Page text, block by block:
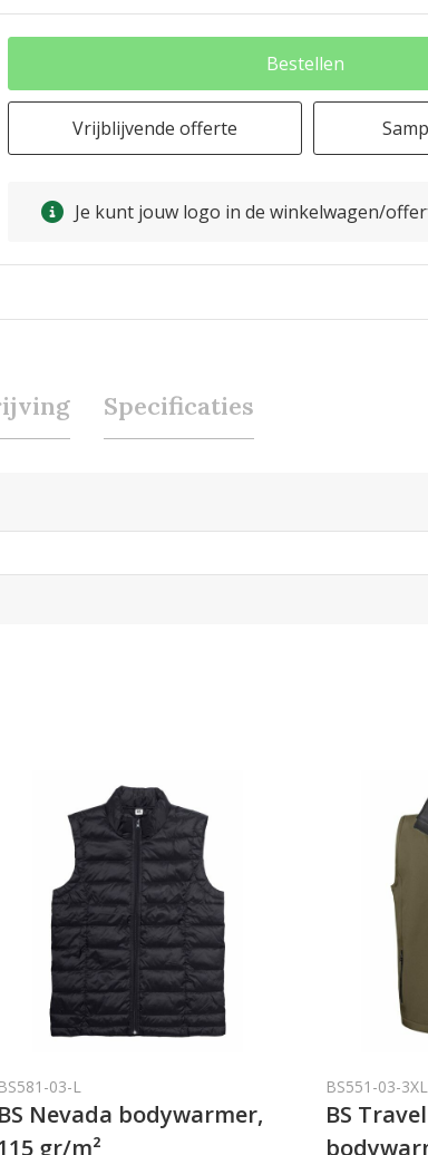
Bestellen
Vrijblijvende offerte
Je kunt jouw logo in de winkelwagen/
Specificaties
BS581-03-L
BS Nevada bodywarmer,
gr/m²
BS551-03-3XL
BS